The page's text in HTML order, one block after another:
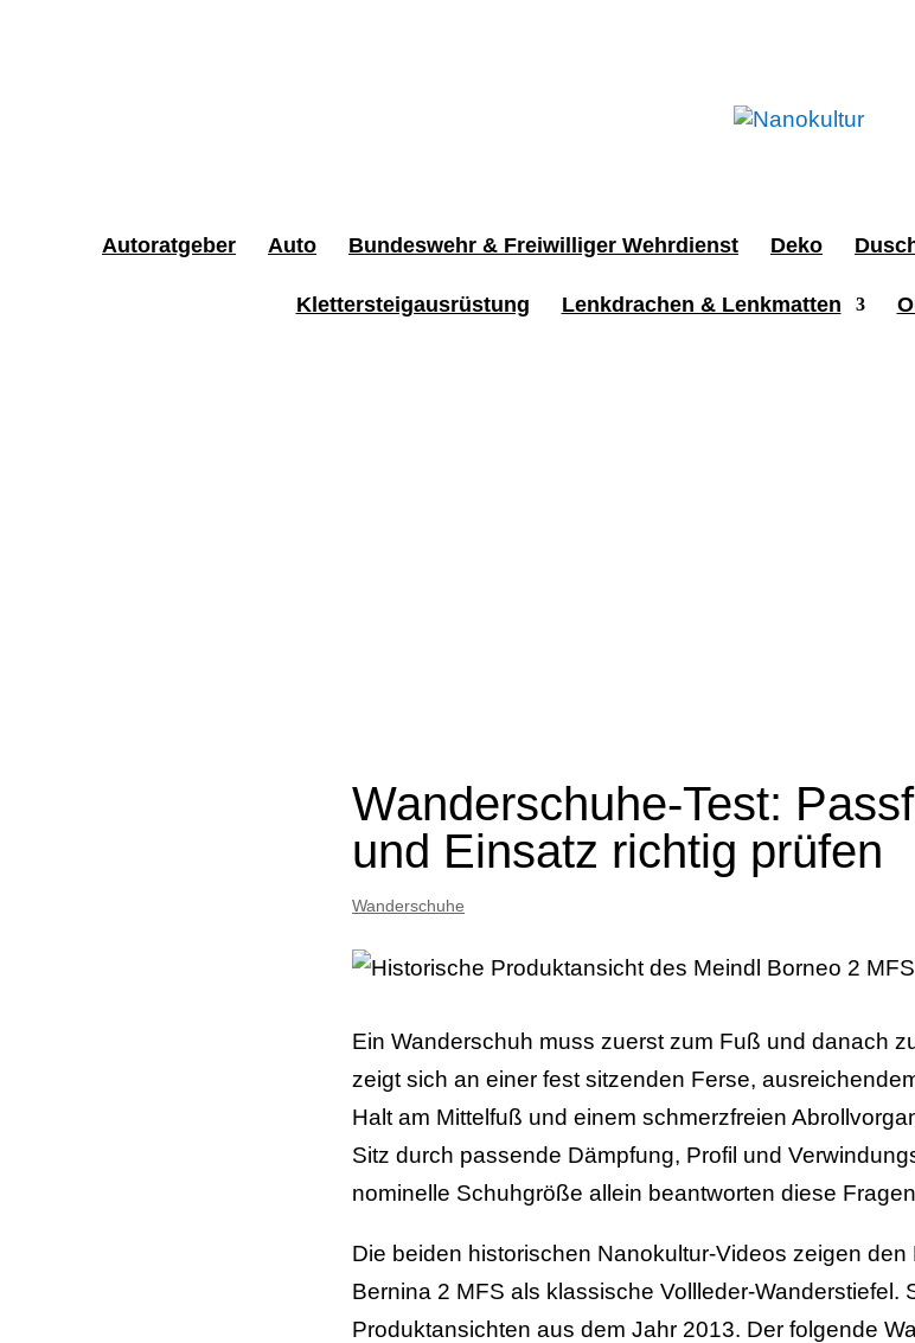
Autoratgeber Auto Bundeswehr & Freiwilliger Wehrdienst Deko
Klettersteigausrüstung Lenkdrachen & Lenkmatten
Wanderschuhe-Test:
und Einsatz richtig prüfen
Wanderschuhe
Ein Wanderschuh muss zuerst zum Fuß und danach
zeigt sich an einer fest sitzenden Ferse,
Halt am Mittelfuß und einem schmerzfreien
Sitz durch passende Dämpfung, Profil und
nominelle Schuhgröße allein beantworten diese
Die beiden historischen Nanokultur-Videos zeigen
Bernina 2 MFS als klassische Vollleder-Wanderstiefel.
Produktansichten aus dem Jahr 2013. Der folgende